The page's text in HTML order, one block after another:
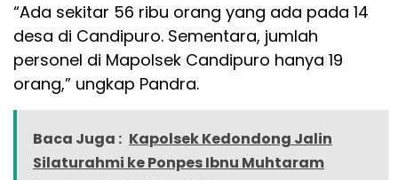
“Ada sekitar 56 ribu orang yang ada pada 14
desa di Candipuro. Sementara, jumlah
personel di Mapolsek Candipuro hanya 19
orang,” ungkap Pandra.
Baca Juga : Kapolsek Kedondong Jalin
Silaturahmi ke Ponpes Ibnu Muhtaram